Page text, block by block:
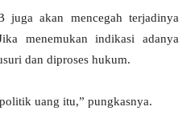
akan mencegah terjadinya
menemukan indikasi adanya
dan diproses hukum.
uang itu,” pungkasnya.